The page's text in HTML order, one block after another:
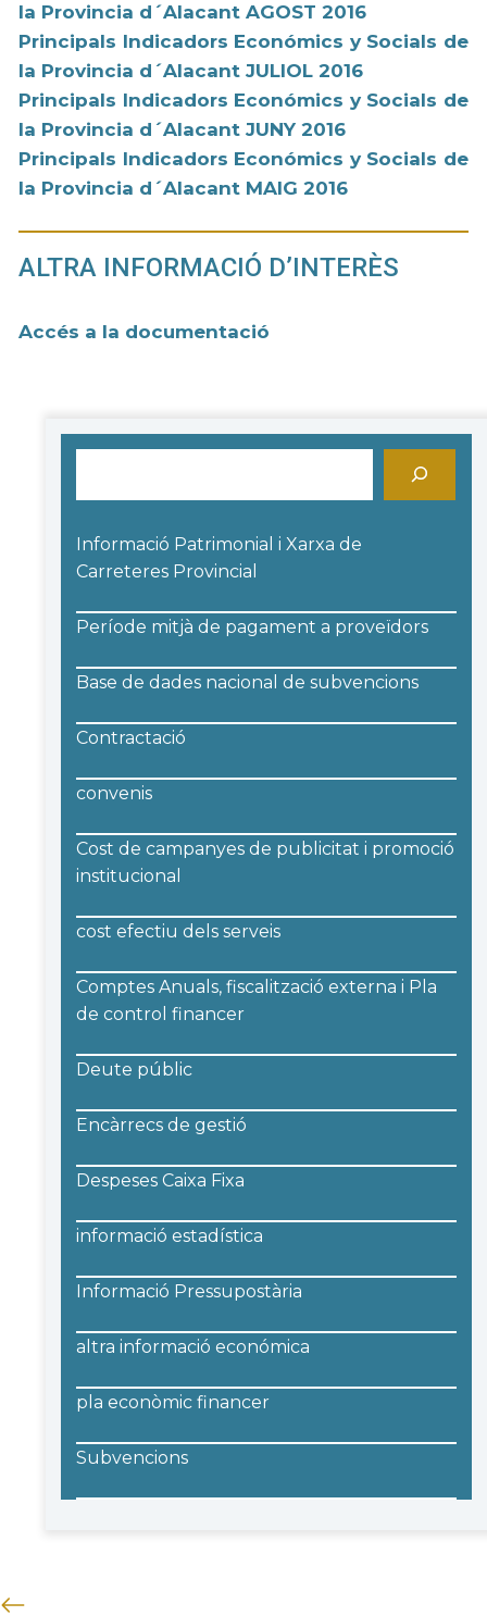
la Provincia d´Alacant AGOST 2016
Principals Indicadors Económics y Socials de
la Provincia d´Alacant JULIOL 2016
Principals Indicadors Económics y Socials de
la Provincia d´Alacant JUNY 2016
Principals Indicadors Económics y Socials de
la Provincia d´Alacant MAIG 2016
ALTRA INFORMACIÓ D’INTERÈS
Accés a la documentació
Informació Patrimonial i Xarxa de
Carreteres Provincial
Període mitjà de pagament a proveïdors
Base de dades nacional de subvencions
Contractació
convenis
Cost de campanyes de publicitat i promoció
institucional
cost efectiu dels serveis
Comptes Anuals, fiscalització externa i Pla
de control financer
Deute públic
Encàrrecs de gestió
Despeses Caixa Fixa
informació estadística
Informació Pressupostària
altra informació económica
pla econòmic financer
Subvencions